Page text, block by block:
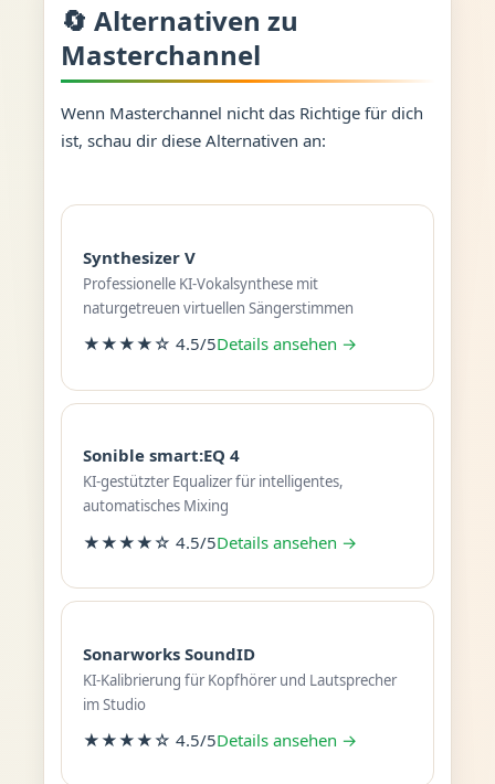
🔄 Alternativen zu
Masterchannel
Wenn Masterchannel nicht das Richtige für dich
ist, schau dir diese Alternativen an:
Synthesizer V
Professionelle KI-Vokalsynthese mit
naturgetreuen virtuellen Sängerstimmen
★★★★☆ 4.5/5Details ansehen →
Sonible smart:EQ 4
KI-gestützter Equalizer für intelligentes,
automatisches Mixing
★★★★☆ 4.5/5Details ansehen →
Sonarworks SoundID
KI-Kalibrierung für Kopfhörer und Lautsprecher
im Studio
★★★★☆ 4.5/5Details ansehen →